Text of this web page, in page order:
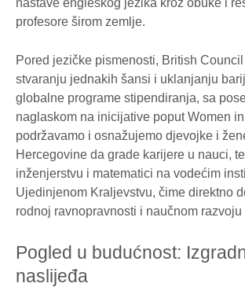
nastave engleskog jezika kroz obuke i
profesore širom zemlje.
Pored jezičke pismenosti, British
stvaranju jednakih šansi i uklanjanju
globalne programe stipendiranja, sa
naglaskom na inicijative poput Women
podržavamo i osnažujemo djevojke i
Hercegovine da grade karijere u nauci,
inženjerstvu i matematici na vodećim
Ujedinjenom Kraljevstvu, čime direktno
rodnoj ravnopravnosti i naučnom
Pogled u budućnost:
naslijeđa